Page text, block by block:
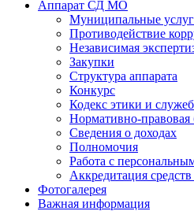
Аппарат СД МО
Муниципальные
Противодействие
Независимая
Закупки
Структура аппарата
Конкурс
Кодекс этики и
Нормативно-правовая
Сведения о доходах
Полномочия
Работа с
Аккредитация
Фотогалерея
Важная информация